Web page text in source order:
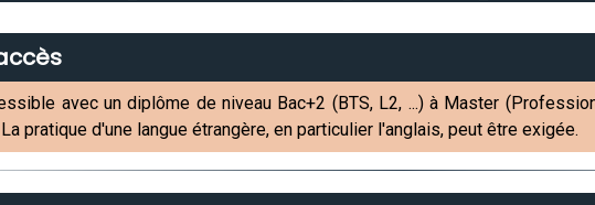
avec un diplôme de niveau Bac+2 (BTS, L2, ...) à Master
pratique d'une langue étrangère, en particulier l'anglais, peut être exigée.